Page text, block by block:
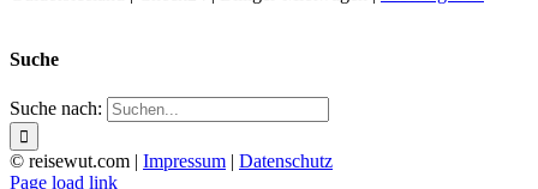
Suche
Suche nach:
© reisewut.com | Impressum | Datenschutz
Page load link